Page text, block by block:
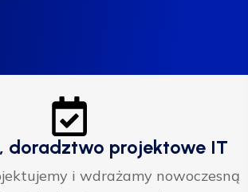
doradztwo projektowe IT
i wdrażamy nowoczesną